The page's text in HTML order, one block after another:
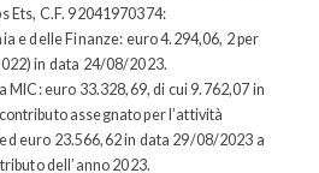
Ets, C.F. 92041970374:
e delle Finanze: euro 4.294,06, 2 per
in data 24/08/2023.
euro 33.328,69, di cui 9.762,07 in
assegnato per l’attività
euro 23.566,62 in data 29/08/2023 a
dell’anno 2023.